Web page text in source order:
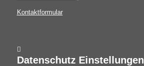
Kontaktformular
Datenschutz Einstellungen